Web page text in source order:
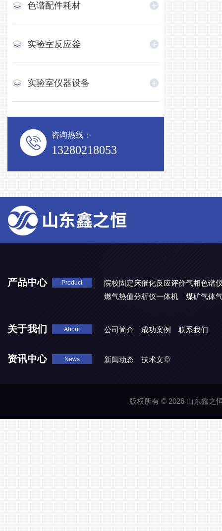
色谱配件耗材
实验室反应釜
实验室仪器设备
咨询热线：
13280218053
产品中心 Product
院校固定床催化反应评价气相色谱
燃气热值分析仪一体机
煤矿气体
关于我们 About 公司简介 成功案例 联系我们
资讯中心 News 新闻动态 技术文章
版权所有 © 2026 山东鑫之